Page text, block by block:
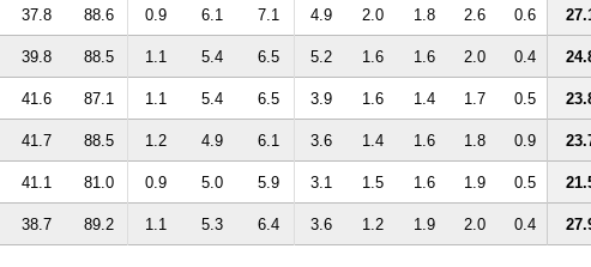
37.8 88.6 0.9 6.1 7.1 4.9 2.0 1.8 2.6 0.6
39.8 88.5 1.1 5.4 6.5 5.2 1.6 1.6 2.0 0.4
41.6 87.1 1.1 5.4 6.5 3.9 1.6 1.4 1.7 0.5
41.7 88.5 1.2 4.9 6.1 3.6 1.4 1.6 1.8 0.9
41.1 81.0 0.9 5.0 5.9 3.1 1.5 1.6 1.9 0.5
38.7 89.2 1.1 5.3 6.4 3.6 1.2 1.9 2.0 0.4